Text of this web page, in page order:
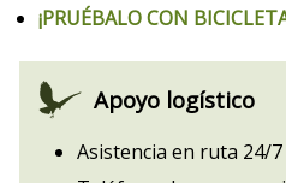
¡PRUÉBALO CON
Apoyo logístico
Asistencia en ruta 24/7